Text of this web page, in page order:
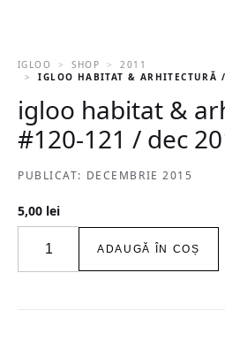
IGLOO SHOP
2011
IGLOO HABITAT & ARHITECTURĂ
igloo habitat &
#120-121 / dec
PUBLICAT: DECEMBRIE 2015
5,00 lei
igloo
habitat
ADAUGĂ ÎN COȘ